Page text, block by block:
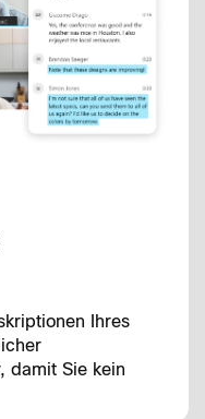
Ihres
damit Sie kein